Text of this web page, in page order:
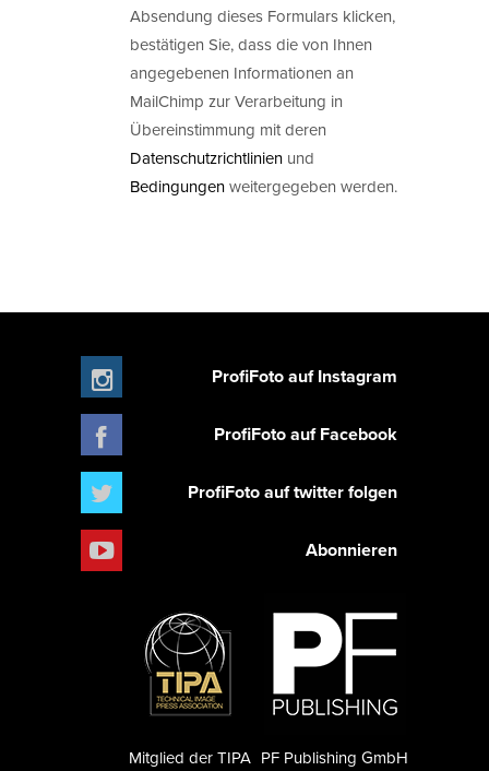
Absendung dieses Formulars klicken,
bestätigen Sie, dass die von Ihnen
angegebenen Informationen an
MailChimp zur Verarbeitung in
Übereinstimmung mit deren
Datenschutzrichtlinien und
Bedingungenweitergegeben werden.
ProfiFoto auf Instagram
ProfiFoto auf Facebook
ProfiFoto auf twitter folgen
Abonnieren
PF Publishing GmbH
Mitglied der TIPA